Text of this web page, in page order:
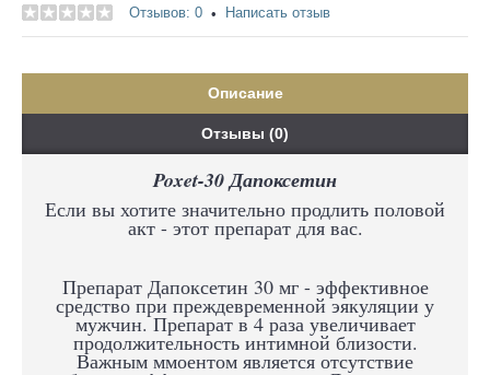
Отзывов: 0 • Написать отзыв
Описание
Отзывы (0)
Poxet-30 Дапоксетин
Если вы хотите значительно продлить половой
акт - этот препарат для вас.
Препарат Дапоксетин 30 мг - эффективное
средство при преждевременной эякуляции у
мужчин. Препарат в 4 раза увеличивает
продолжительность интимной близости.
Важным ммоентом является отсутствие